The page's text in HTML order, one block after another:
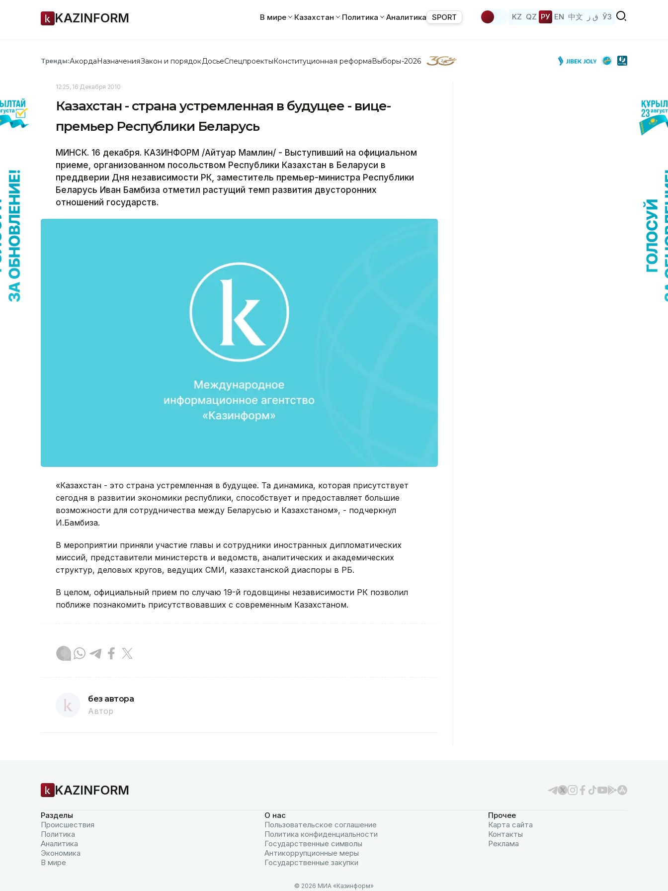
KAZINFORM В мире Казахстан Политика Аналитика SPORT KZ QZ РУ EN 中文 ق ز ЎЗ
Тренды:АкордаНазначенияЗакон и порядок ДосьеСпецпроектыКонституционная реформаВыборы-2026
12:25, 16 Декабря 2010
Казахстан - страна устремленная в будущее - вице-
премьер Республики Беларусь
МИНСК. 16 декабря. КАЗИНФОРМ /Айтуар Мамлин/ - Выступивший на официальном
приеме, организованном посольством Республики Казахстан в Беларуси в
преддверии Дня независимости РК, заместитель премьер-министра Республики
Беларусь Иван Бамбиза отметил растущий темп развития двусторонних
отношений государств.
«Казахстан - это страна устремленная в будущее. Та динамика, которая присутствует
сегодня в развитии экономики республики, способствует и предоставляет большие
возможности для сотрудничества между Беларусью и Казахстаном», - подчеркнул
И.Бамбиза.
В мероприятии приняли участие главы и сотрудники иностранных дипломатических
миссий, представители министерств и ведомств, аналитических и академических
структур, деловых кругов, ведущих СМИ, казахстанской диаспоры в РБ.
В целом, официальный прием по случаю 19-й годовщины независимости РК позволил
поближе познакомить присутствовавших с современным Казахстаном.
без автора
Автор
KAZINFORM
Разделы
Происшествия
Политика
Аналитика
Экономика
В мире
О нас
Пользовательское соглашение
Политика конфиденциальности
Государственные символы
Антикоррупционные меры
Государственные закупки
Прочее
Карта сайта
Контакты
Реклама
© 2026 МИА «Казинформ»